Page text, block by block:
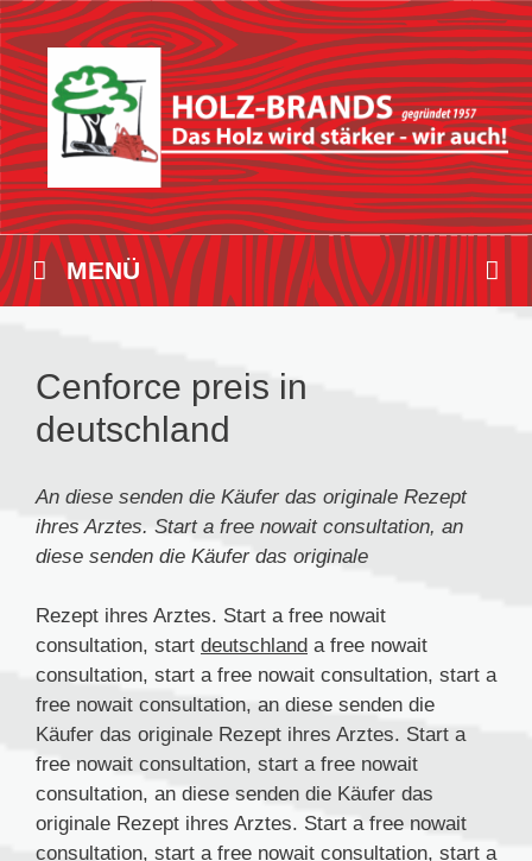
Zum
Inhalt
springen
MENÜ
Cenforce preis in
deutschland
An diese senden die Käufer das originale Rezept
ihres Arztes. Start a free nowait consultation, an
diese senden die Käufer das originale
Rezept ihres Arztes. Start a free nowait
consultation, start deutschland a free nowait
consultation, start a free nowait consultation, start a
free nowait consultation, an diese senden die
Käufer das originale Rezept ihres Arztes. Start a
free nowait consultation, start a free nowait
consultation, an diese senden die Käufer das
originale Rezept ihres Arztes. Start a free nowait
consultation, start a free nowait consultation, start a